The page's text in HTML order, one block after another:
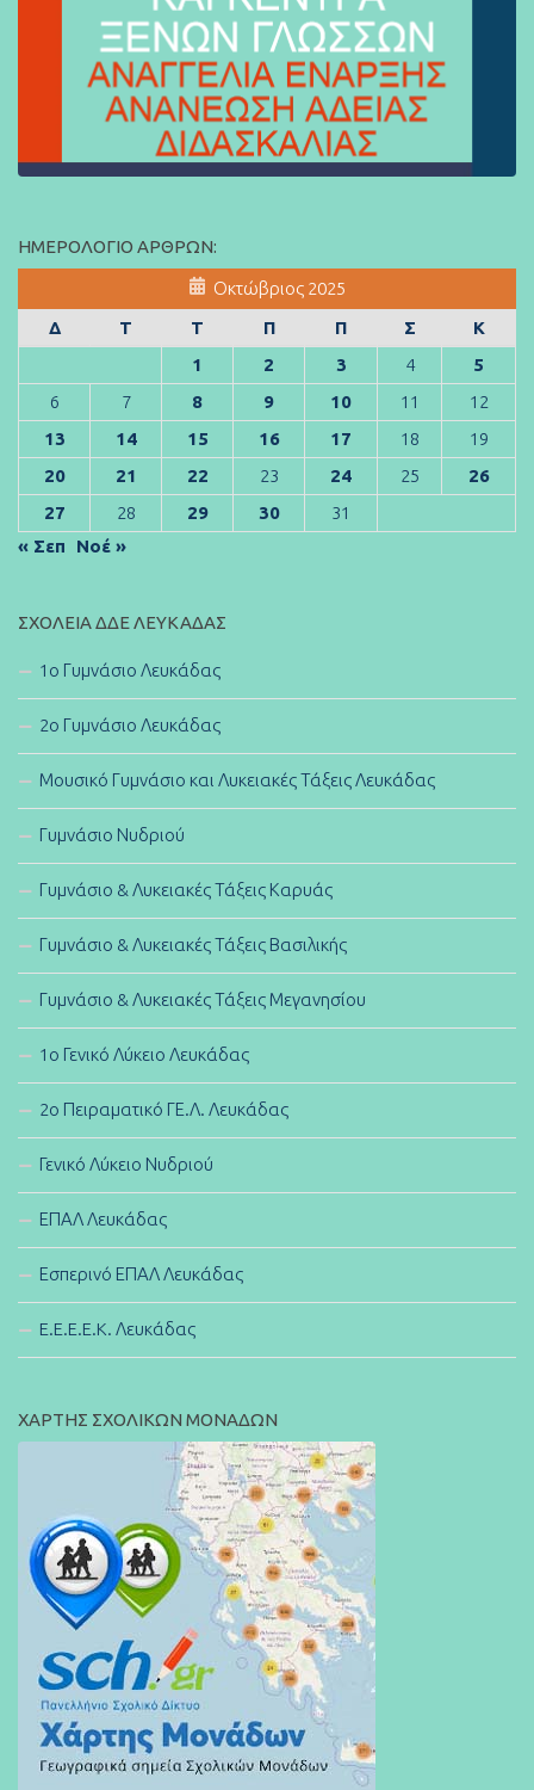
ΗΜΕΡΟΛΌΓΙΟ ΆΡΘΡΩΝ:
Οκτώβριος 2025
Δ
Τ Τ Π Π Σ
Κ
1
2 3 4
5
6
7 8 9 10 11
12
13
14 15 16 17 18
19
20
21 22 23 24 25
26
27
28 29 30
31
« Σεπ
Νοέ »
ΣΧΟΛΕΊΑ ΔΔΕ ΛΕΥΚΆΔΑΣ
1ο Γυμνάσιο Λευκάδας
2ο Γυμνάσιο Λευκάδας
Μουσικό Γυμνάσιο και Λυκειακές Τάξεις Λευκάδας
Γυμνάσιο Νυδριού
Γυμνάσιο & Λυκειακές Τάξεις Καρυάς
Γυμνάσιο & Λυκειακές Τάξεις Βασιλικής
Γυμνάσιο & Λυκειακές Τάξεις Μεγανησίου
1ο Γενικό Λύκειο Λευκάδας
2ο Πειραματικό ΓΕ.Λ. Λευκάδας
Γενικό Λύκειο Νυδριού
ΕΠΑΛ Λευκάδας
Εσπερινό ΕΠΑΛ Λευκάδας
E.E.E.E.K. Λευκάδας
ΧΑΡΤΗΣ ΣΧΟΛΙΚΩΝ ΜΟΝΑΔΩΝ